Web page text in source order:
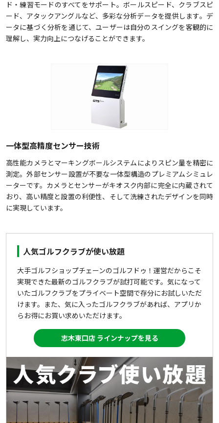
ド・練習モードのすべてをサポート。ボールスピード、クラブスピ
ード、アタックアングルなど、多彩な分析データを提供します。デ
ータに基づく分析を通じて、ユーザーは自分のスイングを客観的に
理解し、実力向上につなげることができます。
一体型高精度センサー技術
高性能カメラとマーキングボールシステムによりスピン量を精密に
測定。外部センサー設置が不要な一体型構造のプレミアムシミュレ
ーターです。カメラとセンサーがキオスク内部に完全に内蔵されて
おり、高い精度と設置の利便性、そして洗練されたデザインを同時
に実現しています。
人気ゴルフクラブが使い放題
大手ゴルフショップチェーンのゴルフドゥ！運営だからこそ
実現できた最新のゴルフクラブが試打可能です。気になって
いたゴルフクラブをプライベート空間で存分にお試しいただ
けます。また、気に入ったゴルフクラブがあれば、アプリか
らお得にお買い求めいただけます。
志木東口店 ラインナップを見る